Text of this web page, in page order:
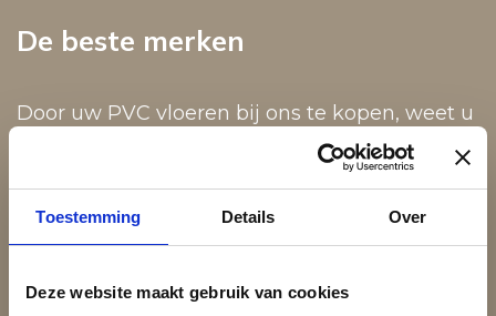
Toestemming Details Over
Deze website maakt gebruik van cookies
De beste merken
Door uw PVC vloeren bij ons te kopen, weet u
zeker dat u PVC vloeren van kwaliteit koopt.
In ons assortiment vindt u namelijk enkel PVC
vloeren van de beste merken, zoals Liberty,
Quick Step, COREtec, mFLOR, Gerflor,
Lifestyle, Castell, Hoomline en Therdex PVC.